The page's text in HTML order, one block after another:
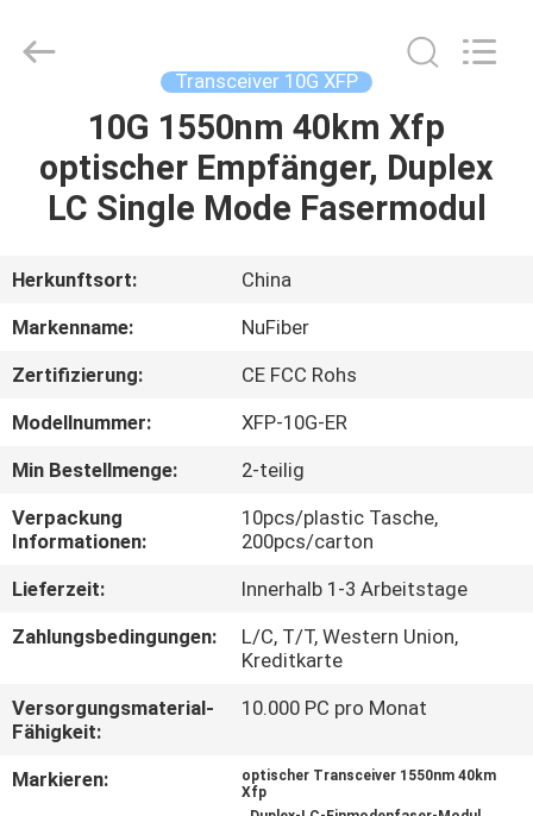
PRODUKTE
ÜBER
UNS
FABRIK-
AUSFLUG
QUALITÄTSKONTROLLE
TRETEN
SIE
UNS
IN
VERBINDUNG
Co.,Ltd.
Transceiver 10G XFP
10G 1550nm 40km Xfp
optischer Empfänger, Duplex
LC Single Mode Fasermodul
Herkunftsort:
China
Markenname:
NuFiber
Zertifizierung:
CE FCC Rohs
Modellnummer:
XFP-10G-ER
Min Bestellmenge:
2-teilig
Verpackung
Informationen:
10pcs/plastic Tasche,
200pcs/carton
Lieferzeit:
Innerhalb 1-3 Arbeitstage
Zahlungsbedingungen:
L/C, T/T, Western Union,
Kreditkarte
Versorgungsmaterial-
Fähigkeit:
10.000 PC pro Monat
Markieren:
optischer Transceiver 1550nm 40km
Xfp